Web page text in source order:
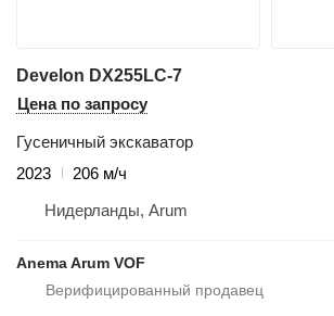
Develon DX255LC-7
Цена по запросу
Гусеничный экскаватор
2023
206 м/ч
Нидерланды, Arum
Anema Arum VOF